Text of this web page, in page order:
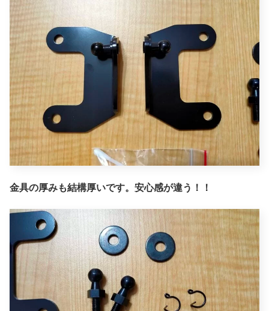
金具の厚みも結構厚いです。安心感が違う！！